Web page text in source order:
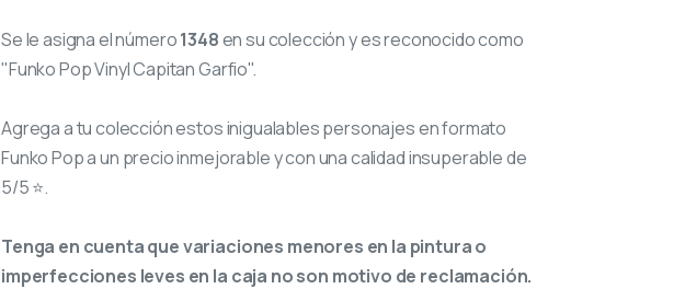
Se le asigna el número1348en su colección y es reconocido como
"Funko Pop Vinyl Capitan Garfio".
Agrega a tu colección estos inigualables personajes en formato
Funko Pop a un precio inmejorable y con una calidad insuperable de
5/5 ⭐.
Tenga en cuenta que variaciones menores en la pintura o
imperfecciones leves en la caja no son motivo de reclamación.